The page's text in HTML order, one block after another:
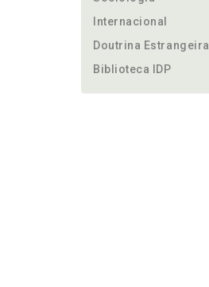
Internacional
Doutrina Estrangeira
Biblioteca IDP